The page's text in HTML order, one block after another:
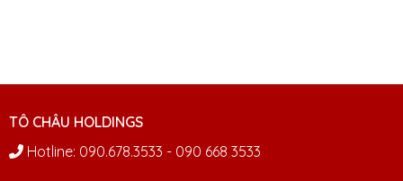
TÔ CHÂU HOLDINGS
Hotline: 090.678.3533 - 090 668 3533